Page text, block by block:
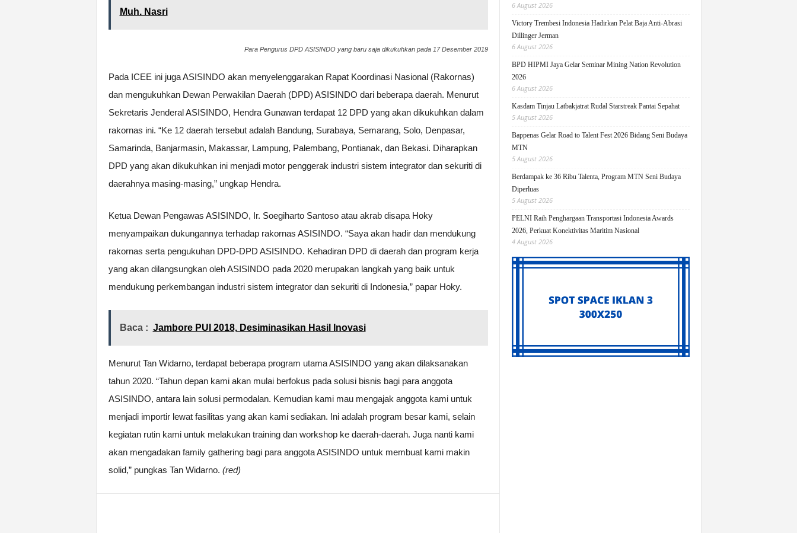
Muh. Nasri
Para Pengurus DPD ASISINDO yang baru saja dikukuhkan pada 17 Desember 2019
Pada ICEE ini juga ASISINDO akan menyelenggarakan Rapat Koordinasi Nasional (Rakornas)
dan mengukuhkan Dewan Perwakilan Daerah (DPD) ASISINDO dari beberapa daerah. Menurut
Sekretaris Jenderal ASISINDO, Hendra Gunawan terdapat 12 DPD yang akan dikukuhkan dalam
rakornas ini. “Ke 12 daerah tersebut adalah Bandung, Surabaya, Semarang, Solo, Denpasar,
Samarinda, Banjarmasin, Makassar, Lampung, Palembang, Pontianak, dan Bekasi. Diharapkan
DPD yang akan dikukuhkan ini menjadi motor penggerak industri sistem integrator dan sekuriti di
daerahnya masing-masing,” ungkap Hendra.
Ketua Dewan Pengawas ASISINDO, Ir. Soegiharto Santoso atau akrab disapa Hoky
menyampaikan dukungannya terhadap rakornas ASISINDO. “Saya akan hadir dan mendukung
rakornas serta pengukuhan DPD-DPD ASISINDO. Kehadiran DPD di daerah dan program kerja
yang akan dilangsungkan oleh ASISINDO pada 2020 merupakan langkah yang baik untuk
mendukung perkembangan industri sistem integrator dan sekuriti di Indonesia,” papar Hoky.
Baca : Jambore PUI 2018, Desiminasikan Hasil Inovasi
Menurut Tan Widarno, terdapat beberapa program utama ASISINDO yang akan dilaksanakan
tahun 2020. “Tahun depan kami akan mulai berfokus pada solusi bisnis bagi para anggota
ASISINDO, antara lain solusi permodalan. Kemudian kami mau mengajak anggota kami untuk
menjadi importir lewat fasilitas yang akan kami sediakan. Ini adalah program besar kami, selain
kegiatan rutin kami untuk melakukan training dan workshop ke daerah-daerah. Juga nanti kami
akan mengadakan family gathering bagi para anggota ASISINDO untuk membuat kami makin
solid,” pungkas Tan Widarno. (red)
6 August 2026
Victory Trembesi Indonesia Hadirkan Pelat Baja Anti-Abrasi
Dillinger Jerman
6 August 2026
BPD HIPMI Jaya Gelar Seminar Mining Nation Revolution
2026
6 August 2026
Kasdam Tinjau Latbakjatrat Rudal Starstreak Pantai Sepahat
5 August 2026
Bappenas Gelar Road to Talent Fest 2026 Bidang Seni Budaya
MTN
5 August 2026
Berdampak ke 36 Ribu Talenta, Program MTN Seni Budaya
Diperluas
5 August 2026
PELNI Raih Penghargaan Transportasi Indonesia Awards
2026, Perkuat Konektivitas Maritim Nasional
4 August 2026